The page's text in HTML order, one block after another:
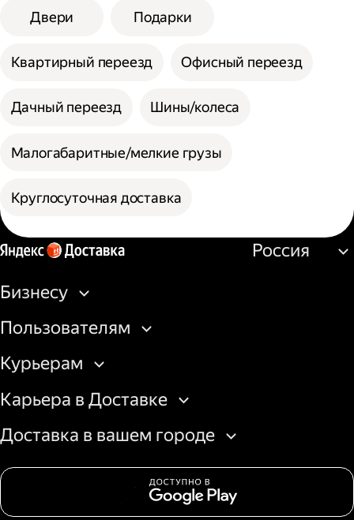
Двери Подарки
Квартирный переезд Офисный переезд
Дачный переезд Шины/колеса
Малогабаритные/мелкие грузы
Круглосуточная доставка
Россия
Бизнесу
Пользователям
Курьерам
Карьера в Доставке
Доставка в вашем городе